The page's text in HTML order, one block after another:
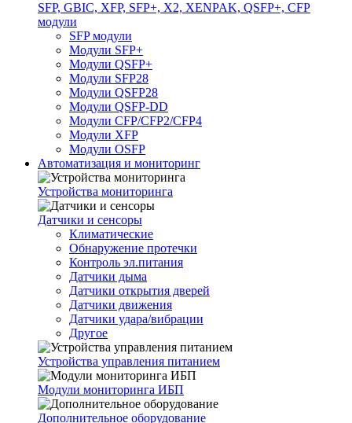
SFP, GBIC, XFP, SFP+, X2, XENPAK, QSFP+, CFP
модули
SFP модули
Модули SFP+
Модули QSFP+
Модули SFP28
Модули QSFP28
Модули QSFP-DD
Модули CFP/CFP2/CFP4
Модули XFP
Модули OSFP
Автоматизация и мониторинг
Устройства мониторинга
Датчики и сенсоры
Климатические
Обнаружение протечки
Контроль эл.питания
Датчики дыма
Датчики открытия дверей
Датчики движения
Датчики удара/вибрации
Другое
Устройства управления питанием
Модули мониторинга ИБП
Дополнительное оборудование